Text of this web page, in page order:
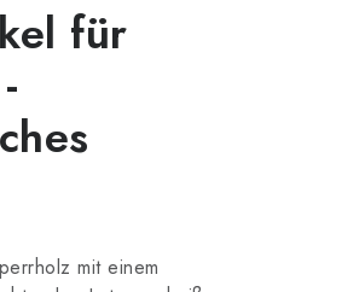
für
mit einem